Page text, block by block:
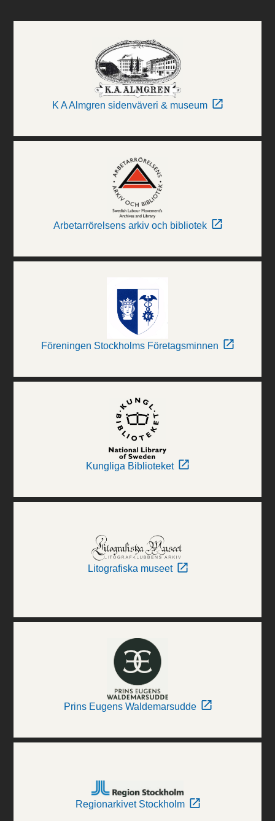
K A Almgren sidenväveri & museum
Arbetarrörelsens arkiv och bibliotek
Föreningen Stockholms Företagsminnen
Kungliga Biblioteket
Litografiska museet
Prins Eugens Waldemarsudde
Regionarkivet Stockholm